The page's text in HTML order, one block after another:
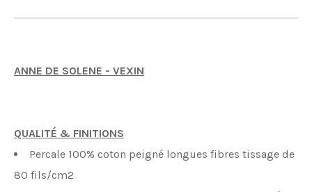
ANNE DE SOLENE - VEXIN
QUALITÉ & FINITIONS
Percale 100% coton peigné longues fibres tissage de
80 fils/cm2